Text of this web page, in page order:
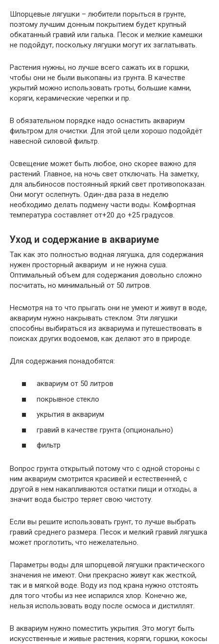
Шпорцевые лягушки – любители порыться в грунте,
поэтому лучшим донным покрытием будет крупный
обкатанный гравий или галька. Песок и мелкие камешки
не подойдут, поскольку лягушки могут их заглатывать.
Растения нужны, но лучше всего сажать их в горшки,
чтобы они не были выкопаны из грунта. В качестве
укрытий можно использовать гроты, большие камни,
коряги, керамические черепки и пр.
В обязательном порядке надо оснастить аквариум
фильтром для очистки. Для этой цели хорошо подойдёт
навесной силовой фильтр.
Освещение может быть любое, оно скорее важно для
растений. Главное, на ночь свет отключать. На заметку,
для альбиносов постоянный яркий свет противопоказан.
Они могут ослепнуть. Один-два раза в неделю
необходимо делать подмену части воды. Комфортная
температура составляет от+20 до +25 градусов.
Уход и содержание в аквариуме
Так как это полностью водная лягушка, для содержания
нужен просторный аквариум и не нужна суша.
Оптимальный объем для содержания довольно сложно
посчитать, но минимальный от 50 литров.
Несмотря на то что прыгать они не умеют и живут в воде,
аквариум нужно накрывать стеклом. Эти лягушки
способны выбираться из аквариума и путешествовать в
поисках других водоемов, как делают это в природе.
Для содержания понадобятся:
аквариум от 50 литров
покрывное стекло
укрытия в аквариум
гравий в качестве грунта (опционально)
фильтр
Вопрос грунта открытый потому что с одной стороны с
ним аквариум смотрится красивей и естественней, с
другой в нем накапливаются остатки пищи и отходы, а
значит вода быстро теряет свою чистоту.
Если вы решите использовать грунт, то лучше выбрать
гравий среднего размера. Песок и мелкий гравий лягушка
может проглотить, что нежелательно.
Параметры воды для шпорцевой лягушки практического
значения не имеют. Они прекрасно живут как жесткой,
так и в мягкой воде. Воду из под крана нужно отстоять
для того чтобы из нее испарился хлор. Конечно же,
нельзя использовать воду после осмоса и дистиллят.
В аквариум нужно поместить укрытия. Это могут быть
искусственные и живые растения, коряги, горшки, кокосы